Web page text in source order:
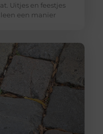
Uitjes en feestjes
een manier